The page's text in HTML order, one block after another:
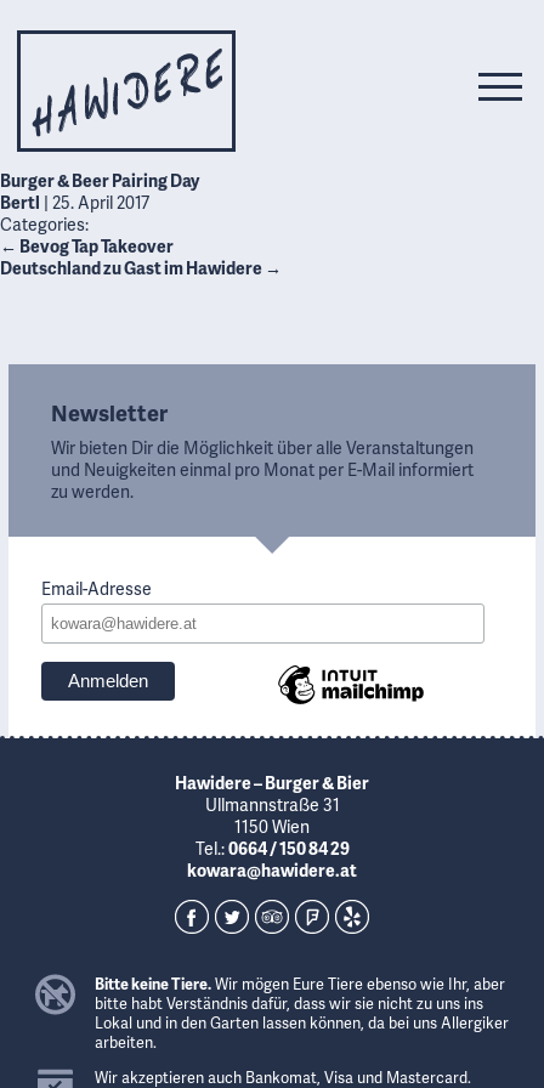
Burger & Beer Pairing Day
Bertl | 25. April 2017
Categories:
← Bevog Tap Takeover
Deutschland zu Gast im Hawidere →
Newsletter
Wir bieten Dir die Möglichkeit über alle Veranstaltungen
und Neuigkeiten einmal pro Monat per E-Mail informiert
zu werden.
Email-Adresse
Hawidere – Burger & Bier
Ullmannstraße 31
1150 Wien
Tel.:0664 / 150 84 29
kowara@hawidere.at
Bitte keine Tiere.Wir mögen Eure Tiere ebenso wie Ihr, aber
bitte habt Verständnis dafür, dass wir sie nicht zu uns ins
Lokal und in den Garten lassen können, da bei uns Allergiker
arbeiten.
Wir akzeptieren auch Bankomat, Visa und Mastercard.